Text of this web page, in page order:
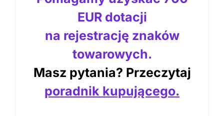
EUR dotacji
na rejestrację znaków
towarowych.
Masz pytania? Przeczytaj
poradnik kupującego.